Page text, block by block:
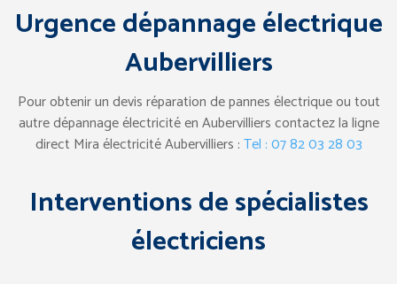
Urgence dépannage électrique
Aubervilliers
Pour obtenir un devis réparation de pannes électrique ou tout
autre dépannage électricité en Aubervilliers contactez la ligne
direct Mira électricité Aubervilliers :Tel : 07 82 03 28 03
Interventions de spécialistes
électriciens